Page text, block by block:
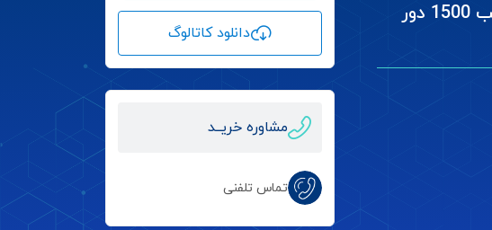
الکتروموتور سه فاز 55 کیلووات 73.73 اسب 1500 دور
دانلود کاتالوگ
مشاوره خریــد
تماس تلفنی